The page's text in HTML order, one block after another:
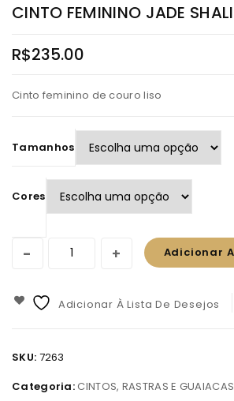
CINTO FEMININO JADE
R$235.00
Cinto feminino de couro liso
Tamanhos
Cores
Adicionar
Adicionar À Lista De Desejos
SKU: 7263
Categoria:CINTOS, RASTRAS E GUAIACAS